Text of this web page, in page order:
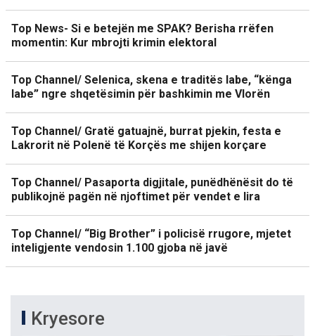
Top News- Si e betejën me SPAK? Berisha rrëfen
momentin: Kur mbrojti krimin elektoral
Top Channel/ Selenica, skena e traditës labe, “kënga
labe” ngre shqetësimin për bashkimin me Vlorën
Top Channel/ Gratë gatuajnë, burrat pjekin, festa e
Lakrorit në Polenë të Korçës me shijen korçare
Top Channel/ Pasaporta digjitale, punëdhënësit do të
publikojnë pagën në njoftimet për vendet e lira
Top Channel/ “Big Brother” i policisë rrugore, mjetet
inteligjente vendosin 1.100 gjoba në javë
Kryesore